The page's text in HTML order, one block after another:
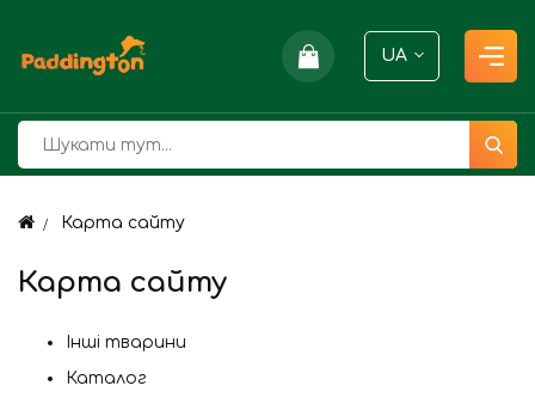
UA
Карта сайту
Карта сайту
Інші тварини
Каталог